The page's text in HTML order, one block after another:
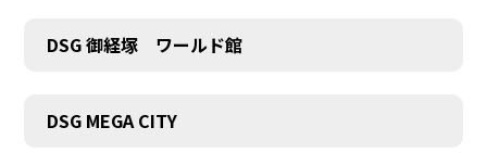
DSG 御経塚 ワールド館
DSG MEGA CITY